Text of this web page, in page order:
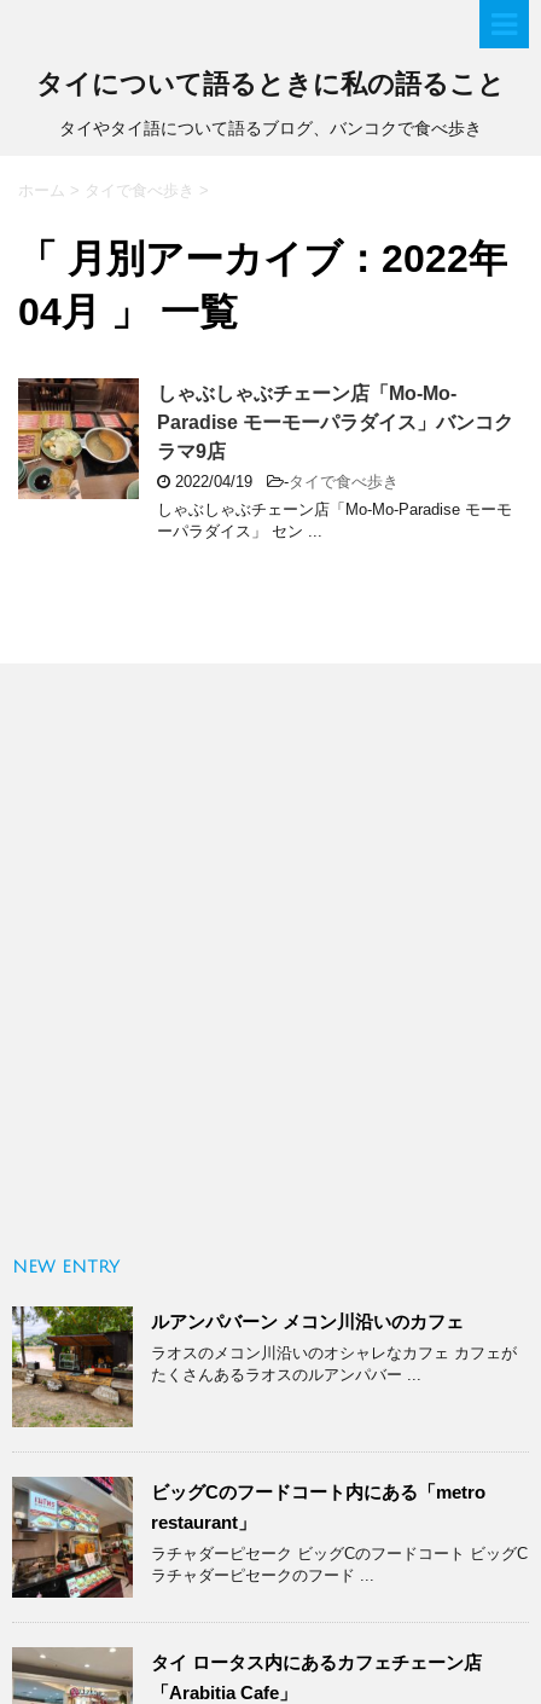
タイについて語るときに私の語ること
タイやタイ語について語るブログ、バンコクで食べ歩き
ホーム > タイで食べ歩き >
「 月別アーカイブ：2022年
04月 」 一覧
しゃぶしゃぶチェーン店「Mo-Mo-
Paradise モーモーパラダイス」バンコク
ラマ9店
2022/04/19 -タイで食べ歩き
しゃぶしゃぶチェーン店「Mo-Mo-Paradise モーモ
ーパラダイス」 セン ...
NEW ENTRY
ルアンパバーン メコン川沿いのカフェ
ラオスのメコン川沿いのオシャレなカフェ カフェが
たくさんあるラオスのルアンパバー ...
ビッグCのフードコート内にある「metro
restaurant」
ラチャダーピセーク ビッグCのフードコート ビッグC
ラチャダーピセークのフード ...
タイ ロータス内にあるカフェチェーン店
「Arabitia Cafe」